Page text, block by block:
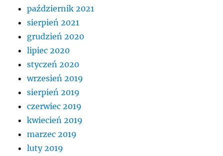
październik 2021
sierpień 2021
grudzień 2020
lipiec 2020
styczeń 2020
wrzesień 2019
sierpień 2019
czerwiec 2019
kwiecień 2019
marzec 2019
luty 2019